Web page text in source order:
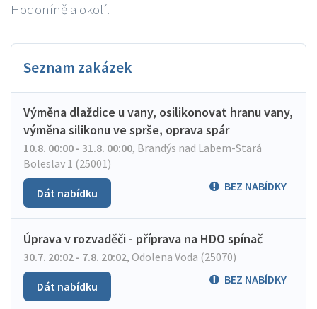
Hodoníně a okolí.
Seznam zakázek
Výměna dlaždice u vany, osilikonovat hranu vany,
výměna silikonu ve sprše, oprava spár
10.8. 00:00 - 31.8. 00:00, Brandýs nad Labem-Stará
Boleslav 1 (25001)
BEZ NABÍDKY
Dát nabídku
Úprava v rozvaděči - příprava na HDO spínač
30.7. 20:02 - 7.8. 20:02, Odolena Voda (25070)
BEZ NABÍDKY
Dát nabídku